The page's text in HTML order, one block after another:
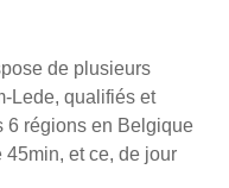
de plusieurs
Lede, qualifiés et
6 régions en Belgique
45min, et ce, de jour